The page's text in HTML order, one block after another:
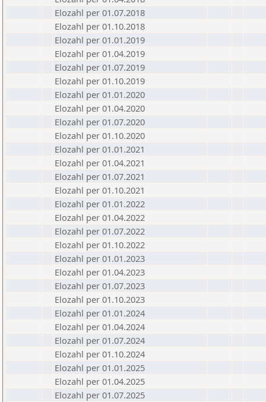
Elozahl per 01.07.2018
Elozahl per 01.10.2018
Elozahl per 01.01.2019
Elozahl per 01.04.2019
Elozahl per 01.07.2019
Elozahl per 01.10.2019
Elozahl per 01.01.2020
Elozahl per 01.04.2020
Elozahl per 01.07.2020
Elozahl per 01.10.2020
Elozahl per 01.01.2021
Elozahl per 01.04.2021
Elozahl per 01.07.2021
Elozahl per 01.10.2021
Elozahl per 01.01.2022
Elozahl per 01.04.2022
Elozahl per 01.07.2022
Elozahl per 01.10.2022
Elozahl per 01.01.2023
Elozahl per 01.04.2023
Elozahl per 01.07.2023
Elozahl per 01.10.2023
Elozahl per 01.01.2024
Elozahl per 01.04.2024
Elozahl per 01.07.2024
Elozahl per 01.10.2024
Elozahl per 01.01.2025
Elozahl per 01.04.2025
Elozahl per 01.07.2025